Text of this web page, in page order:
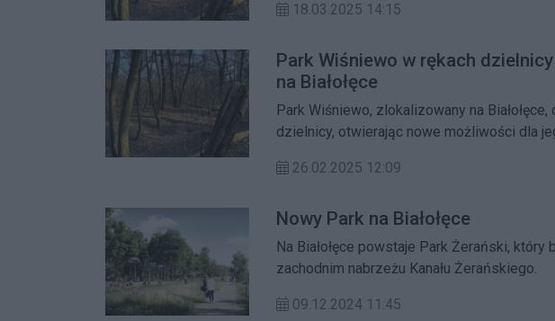
18.03.2025 14:15
Park Wiśniewo w rękach
na Białołęce
Park Wiśniewo, zlokalizowany na
dzielnicy, otwierając nowe możliwości dla
26.02.2025 12:09
Nowy Park na Białołęce
Na Białołęce powstaje Park Żerański, który
zachodnim nabrzeżu Kanału Żerańskiego.
09.12.2024 11:45